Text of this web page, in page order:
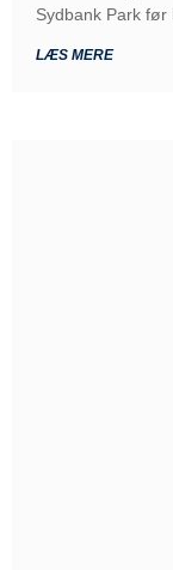
Sydbank Park før
LÆS MERE